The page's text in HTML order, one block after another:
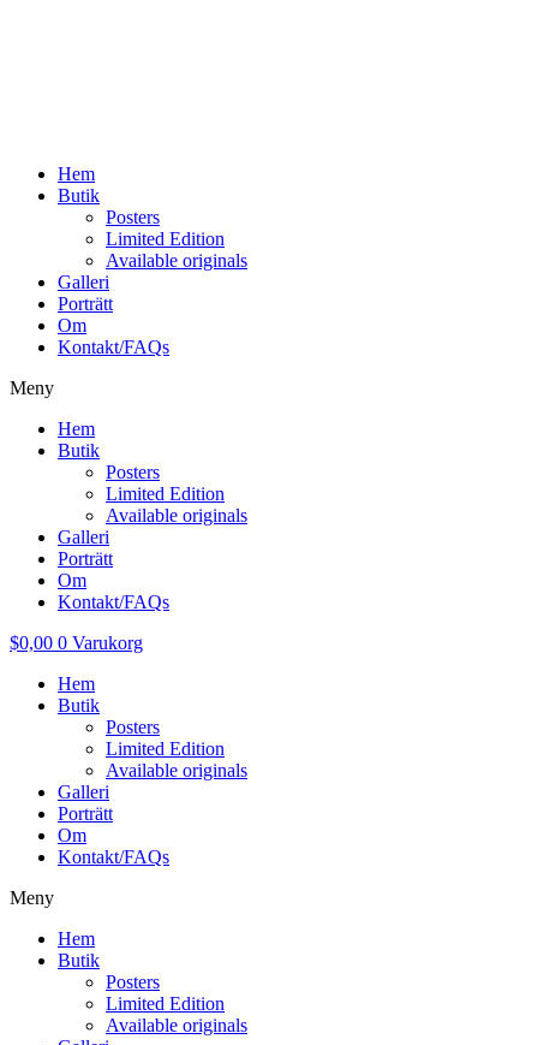
Hem
Butik
Posters
Limited Edition
Available originals
Galleri
Porträtt
Om
Kontakt/FAQs
Meny
Hem
Butik
Posters
Limited Edition
Available originals
Galleri
Porträtt
Om
Kontakt/FAQs
$0,00 0 Varukorg
Hem
Butik
Posters
Limited Edition
Available originals
Galleri
Porträtt
Om
Kontakt/FAQs
Meny
Hem
Butik
Posters
Limited Edition
Available originals